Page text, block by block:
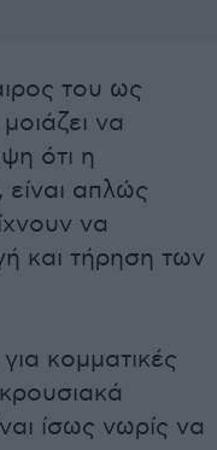
του ως
να
ότι η
είναι απλώς
να
και τήρηση των
κομματικές
ίσως νωρίς να